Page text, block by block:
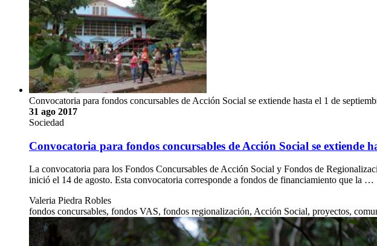
Convocatoria para fondos concursables de Acción Social se extiende hasta el 1 de
31 ago 2017
Sociedad
Convocatoria para fondos concursables de Acción Social se extiende
La convocatoria para los Fondos Concursables de Acción Social y Fondos de
inició el 14 de agosto. Esta convocatoria corresponde a fondos de financiamiento que la …
Valeria Piedra Robles
fondos concursables, fondos VAS, fondos regionalización, Acción Social, proyectos,